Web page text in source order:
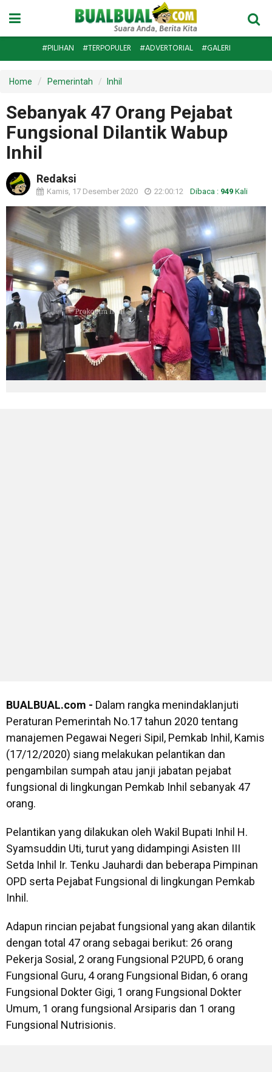
#PILIHAN #TERPOPULER #ADVERTORIAL #GALERI
Home Pemerintah Inhil
Sebanyak 47 Orang Pejabat
Fungsional Dilantik Wabup
Inhil
Redaksi
Kamis, 17 Desember 2020 22:00:12 Dibaca : 949 Kali
BUALBUAL.com - Dalam rangka menindaklanjuti
Peraturan Pemerintah No.17 tahun 2020 tentang
manajemen Pegawai Negeri Sipil, Pemkab Inhil, Kamis
(17/12/2020) siang melakukan pelantikan dan
pengambilan sumpah atau janji jabatan pejabat
fungsional di lingkungan Pemkab Inhil sebanyak 47
orang.
Pelantikan yang dilakukan oleh Wakil Bupati Inhil H.
Syamsuddin Uti, turut yang didampingi Asisten III
Setda Inhil Ir. Tenku Jauhardi dan beberapa Pimpinan
OPD serta Pejabat Fungsional di lingkungan Pemkab
Inhil.
Adapun rincian pejabat fungsional yang akan dilantik
dengan total 47 orang sebagai berikut: 26 orang
Pekerja Sosial, 2 orang Fungsional P2UPD, 6 orang
Fungsional Guru, 4 orang Fungsional Bidan, 6 orang
Fungsional Dokter Gigi, 1 orang Fungsional Dokter
Umum, 1 orang fungsional Arsiparis dan 1 orang
Fungsional Nutrisionis.